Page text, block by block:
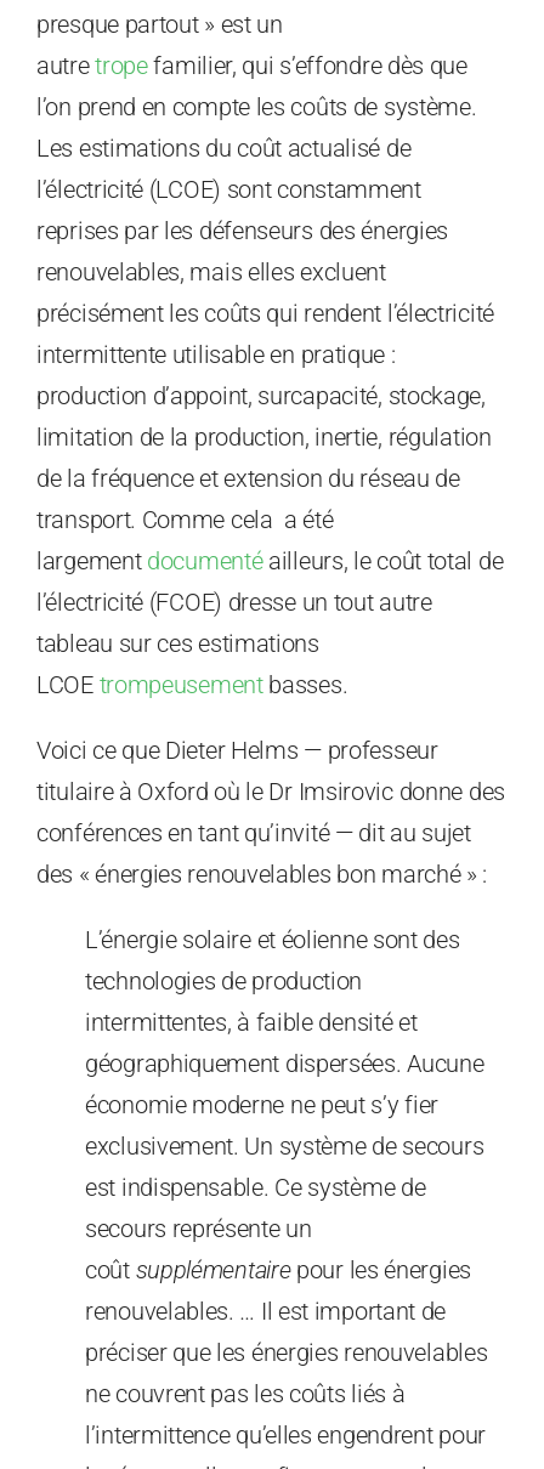
presque partout » est un
autretropefamilier, qui s’effondre dès que
l’on prend en compte les coûts de système.
Les estimations du coût actualisé de
l’électricité (LCOE) sont constamment
reprises par les défenseurs des énergies
renouvelables, mais elles excluent
précisément les coûts qui rendent l’électricité
intermittente utilisable en pratique :
production d’appoint, surcapacité, stockage,
limitation de la production, inertie, régulation
de la fréquence et extension du réseau de
transport. Comme cela a été
largement documentéailleurs, le coût total de
l’électricité (FCOE) dresse un tout autre
tableau sur ces estimations
LCOE trompeusementbasses.
Voici ce que Dieter Helms — professeur
titulaire à Oxford où le Dr Imsirovic donne des
conférences en tant qu’invité — dit au sujet
des « énergies renouvelables bon marché » :
L’énergie solaire et éolienne sont des
technologies de production
intermittentes, à faible densité et
géographiquement dispersées. Aucune
économie moderne ne peut s’y fier
exclusivement. Un système de secours
est indispensable. Ce système de
secours représente un
coût supplémentairepour les énergies
renouvelables. … Il est important de
préciser que les énergies renouvelables
ne couvrent pas les coûts liés à
l’intermittence qu’elles engendrent pour